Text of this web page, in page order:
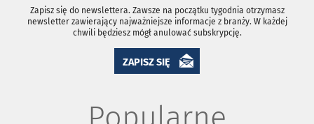
Zapisz się do newslettera. Zawsze na początku tygodnia otrzymasz
newsletter zawierający najważniejsze informacje z branży. W każdej
chwili będziesz mógł anulować subskrypcję.
ZAPISZ SIĘ